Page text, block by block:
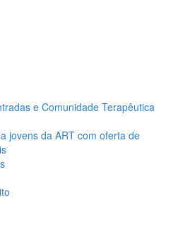
e Comunidade Terapêutica
jovens da ART com oferta de